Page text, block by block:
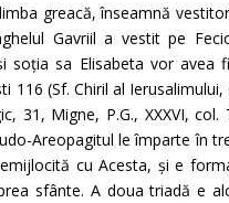
greacă, înseamnă
Gavriil a vestit pe
sa Elisabeta vor avea
(Sf. Chiril al Ierusalimului,
31, Migne, P.G., XXXVI,
Areopagitul le împarte în
cu Acesta, și e
sfânte. A doua triadă e